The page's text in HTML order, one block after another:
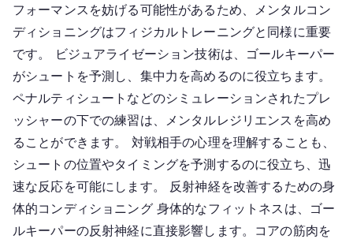
フォーマンスを妨げる可能性があるため、メンタルコン
ディショニングはフィジカルトレーニングと同様に重要
です。 ビジュアライゼーション技術は、ゴールキーパー
がシュートを予測し、集中力を高めるのに役立ちます。
ペナルティシュートなどのシミュレーションされたプレ
ッシャーの下での練習は、メンタルレジリエンスを高め
ることができます。 対戦相手の心理を理解することも、
シュートの位置やタイミングを予測するのに役立ち、迅
速な反応を可能にします。 反射神経を改善するための身
体的コンディショニング 身体的なフィットネスは、ゴー
ルキーパーの反射神経に直接影響します。コアの筋肉を